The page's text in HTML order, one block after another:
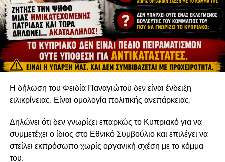
Η δήλωση του Φειδία Παναγιώτου δεν είναι ένδειξη
ειλικρίνειας. Είναι ομολογία πολιτικής ανεπάρκειας.
Δηλώνει ότι δεν γνωρίζει επαρκώς το Κυπριακό για να
συμμετέχει ο ίδιος στο Εθνικό Συμβούλιο και επιλέγει να
στείλει εκπρόσωπο χωρίς οργανική σχέση με το κόμμα
του.